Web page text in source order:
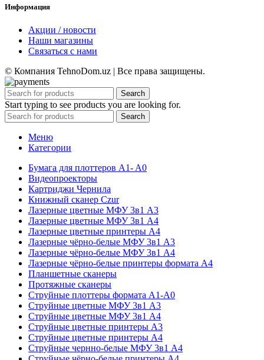
Информация
Акции / новости
Наши магазины
Связаться с нами
© Компания TehnoDom.uz | Все права защищены.
Search
Start typing to see products you are looking for.
Search
Меню
Категории
Бумага для плоттеров A1- A0
Видеопроекторы
Картриджи Чернила
Книжный сканер Czur
Лазерные цветные МФУ 3в1 А3
Лазерные цветные МФУ 3в1 А4
Лазерные цветные принтеры А4
Лазерные чёрно-белые МФУ 3в1 А3
Лазерные чёрно-белые МФУ 3в1 А4
Лазерные чёрно-белые принтеры формата А4
Планшетные сканеры
Протяжные сканеры
Струйные плоттеры формата А1-А0
Струйные цветные МФУ 3в1 А3
Струйные цветные МФУ 3в1 А4
Струйные цветные принтеры А3
Струйные цветные принтеры А4
Струйные чернно-белые МФУ 3в1 А4